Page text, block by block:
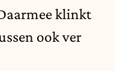
klinkt
ook ver